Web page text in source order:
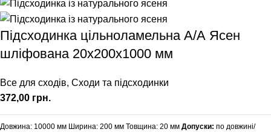
Підсходинка цільноламельна А/А Ясен
шліфована 20х200х1000 мм
Все для сходів, Сходи та підсходинки
грн.
Довжина: 10000 мм Ширина: 200 мм Товщина: 20 мм Допуски: по довжині/